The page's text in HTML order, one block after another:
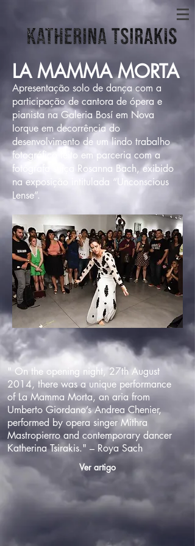
LA MAMMA MORTA
Apresentação solo de dança com a
participação de cantora de ópera e
pianista na Galeria Bosí em Nova
Iorque em decorrência do
desenvolvimento de um lindo trabalho
fotográfico feito em parceria com a
fotógrafa suíça Rosanna Bach, exibido
na exposição intitulada “Unconscious
Lense”.
" On the opening night, 27th August
2014, there was a unique performance
of La Mamma Morta, an aria from
Umberto Giordano’s Andrea Chenier,
performed by opera singer Mithra
Mastropierro and contemporary dancer
Katherina Tsirakis." – Roya Sach
Ver artigo